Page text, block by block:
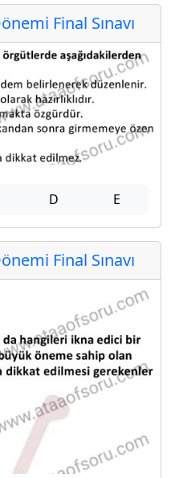
Final Sınavı
D E
Final Sınavı